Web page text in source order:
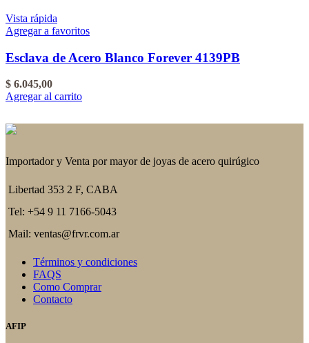
Vista rápida
Agregar a favoritos
Esclava de Acero Blanco Forever 4139PB
$ 6.045,00
Agregar al carrito
Importador y Venta por mayor de joyas de acero quirúgico
Libertad 353 2 F, CABA
Tel: +54 9 11 7166-5043
Mail: ventas@frvr.com.ar
Términos y condiciones
FAQS
Como Comprar
Contacto
AFIP